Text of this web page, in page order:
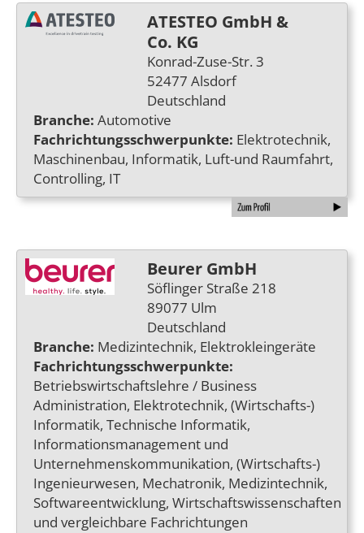
ATESTEO GmbH &
Co. KG
Konrad-Zuse-Str. 3
52477 Alsdorf
Deutschland
Branche: Automotive
Fachrichtungsschwerpunkte: Elektrotechnik,
Maschinenbau, Informatik, Luft-und Raumfahrt,
Controlling, IT
Beurer GmbH
Söflinger Straße 218
89077 Ulm
Deutschland
Branche: Medizintechnik, Elektrokleingeräte
Fachrichtungsschwerpunkte:
Betriebswirtschaftslehre / Business
Administration, Elektrotechnik, (Wirtschafts-)
Informatik, Technische Informatik,
Informationsmanagement und
Unternehmenskommunikation, (Wirtschafts-)
Ingenieurwesen, Mechatronik, Medizintechnik,
Softwareentwicklung, Wirtschaftswissenschaften
und vergleichbare Fachrichtungen